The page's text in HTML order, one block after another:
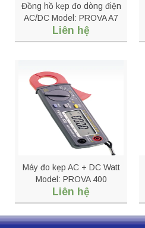
Đồng hồ kẹp đo dòng điện
AC/DC Model: PROVA A7
Liên hệ
Máy đo kẹp AC + DC Watt
Model: PROVA 400
Liên hệ